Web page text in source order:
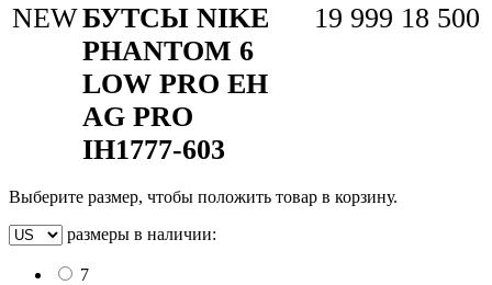
NEWБУТСЫ NIKE
PHANTOM 6
LOW PRO EH
AG PRO
IH1777-603
19 999 18 500
Выберите размер, чтобы положить товар в корзину.
размеры в наличии:
7